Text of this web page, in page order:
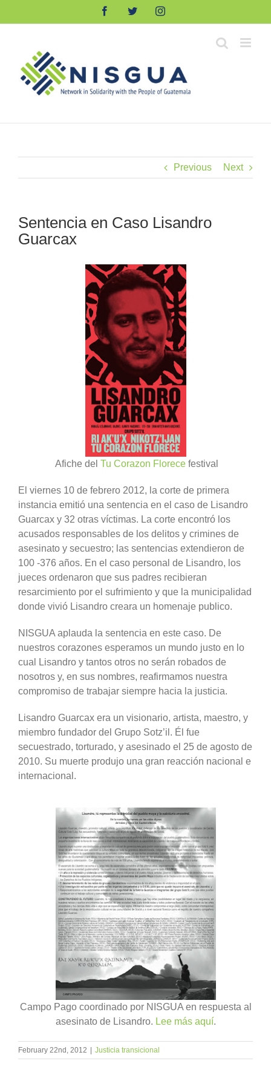
FacebookTwitterInstagram
Previous Next
Sentencia en Caso Lisandro
Guarcax
Afiche del Tu Corazon Florece festival
El viernes 10 de febrero 2012, la corte de primera
instancia emitió una sentencia en el caso de Lisandro
Guarcax y 32 otras víctimas. La corte encontró los
acusados responsables de los delitos y crimines de
asesinato y secuestro; las sentencias extendieron de
100 -376 años. En el caso personal de Lisandro, los
jueces ordenaron que sus padres recibieran
resarcimiento por el sufrimiento y que la municipalidad
donde vivió Lisandro creara un homenaje publico.
NISGUA aplauda la sentencia en este caso. De
nuestros corazones esperamos un mundo justo en lo
cual Lisandro y tantos otros no serán robados de
nosotros y, en sus nombres, reafirmamos nuestra
compromiso de trabajar siempre hacia la justicia.
Lisandro Guarcax era un visionario, artista, maestro, y
miembro fundador del Grupo Sotz’il. Él fue
secuestrado, torturado, y asesinado el 25 de agosto de
2010. Su muerte produjo una gran reacción nacional e
internacional.
Campo Pago coordinado por NISGUA en respuesta al
asesinato de Lisandro. Lee más aquí.
February 22nd, 2012 Justicia transicional